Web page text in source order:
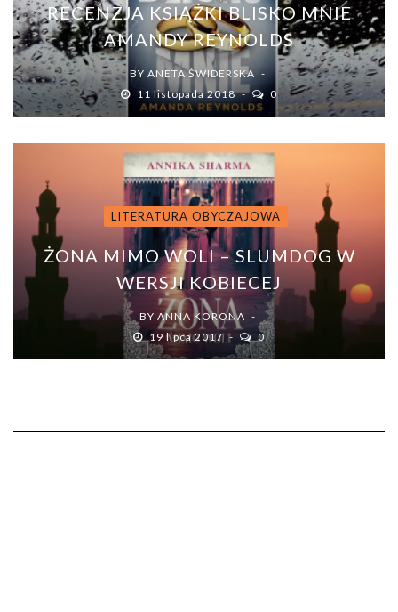
RECENZJA KSIĄŻKI BLISKO MNIE
AMANDY REYNOLDS
BY ANETA ŚWIDERSKA
11 listopada 2018
0
LITERATURA OBYCZAJOWA
ŻONA MIMO WOLI – SLUMDOG W
WERSJI KOBIECEJ
BY ANNA KORONA
19 lipca 2017
0